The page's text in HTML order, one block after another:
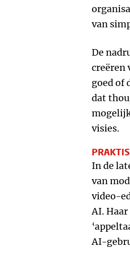
van
De
creëren
goed of
dat
visies.
In de
van
video-
AI.
AI-